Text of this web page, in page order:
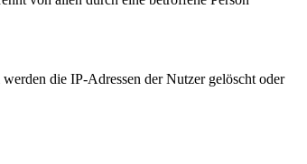
die IP-Adressen der Nutzer gelöscht oder